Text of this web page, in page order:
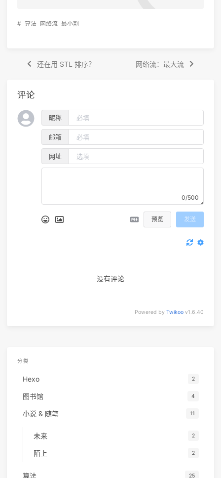
# 算法 网络流 最小割
还在用 STL 排序？ 网络流：最大流
评论
昵称
邮箱
网址
0/500
预览 发送
没有评论
Powered by Twikoo v1.6.40
分类
Hexo 2
图书馆 4
小说 & 随笔 11
未来 2
陌上 2
算法 25